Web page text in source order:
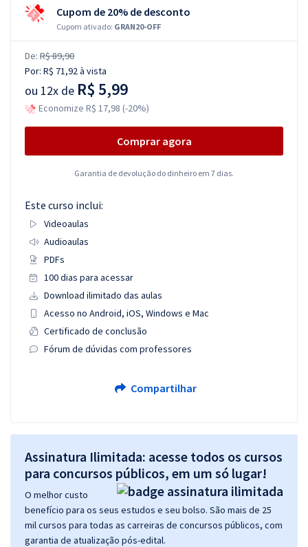
Cupom de 20% de desconto
Cupom ativado: GRAN20-OFF
De: R$ 89,90
Por: R$ 71,92à vista
ou 12x de R$ 5,99
Economize R$ 17,98 (-20%)
Comprar agora
Garantia de devolução do dinheiro em 7 dias.
Este curso inclui:
Videoaulas
Audioaulas
PDFs
100 dias para acessar
Download ilimitado das aulas
Acesso no Android, iOS, Windows e Mac
Certificado de conclusão
Fórum de dúvidas com professores
Compartilhar
Assinatura Ilimitada: acesse todos os cursos
para concursos públicos, em um só lugar!
O melhor custo
benefício para os seus estudos e seu bolso. São mais de 25
mil cursos para todas as carreiras de concursos públicos, com
garantia de atualização pós-edital.